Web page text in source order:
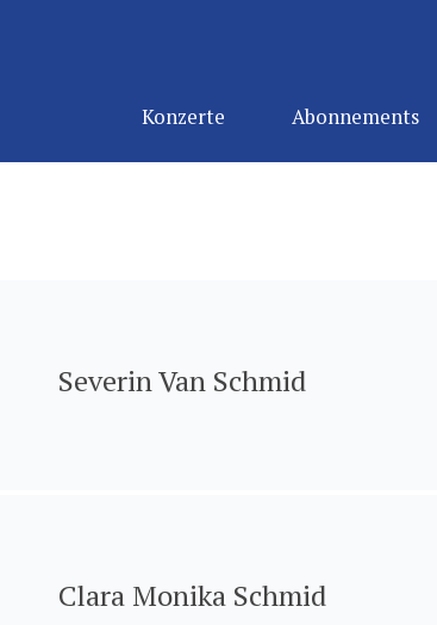
Konzerte Abonnements
Severin Van Schmid
Clara Monika Schmid